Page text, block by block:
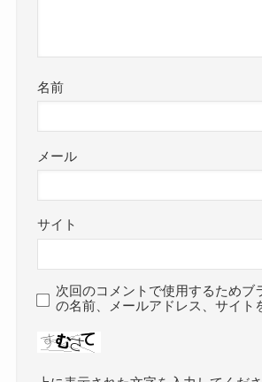
名前
メール
サイト
次回のコメントで使用するためブ
の名前、メールアドレス、サイト